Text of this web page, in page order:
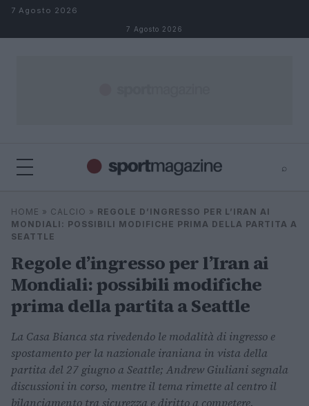
Salta al contenuto
7 Agosto 2026
7 Agosto 2026
⌕
Cerca
⌕
HOME » CALCIO » REGOLE D’INGRESSO PER L’IRAN AI
MONDIALI: POSSIBILI MODIFICHE PRIMA DELLA PARTITA A
SEATTLE
Regole d’ingresso per l’Iran ai
Mondiali: possibili modifiche
prima della partita a Seattle
La Casa Bianca sta rivedendo le modalità di ingresso e
spostamento per la nazionale iraniana in vista della
partita del 27 giugno a Seattle; Andrew Giuliani segnala
discussioni in corso, mentre il tema rimette al centro il
bilanciamento tra sicurezza e diritto a competere.